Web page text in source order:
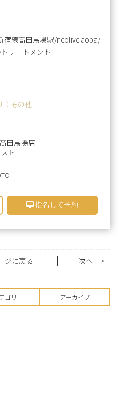
宿線高田馬場駅/neolive aoba/
リートメント
：その他
田馬場店
ト
指名して予約
ジに戻る >
次へ
ゴリ アーカイブ